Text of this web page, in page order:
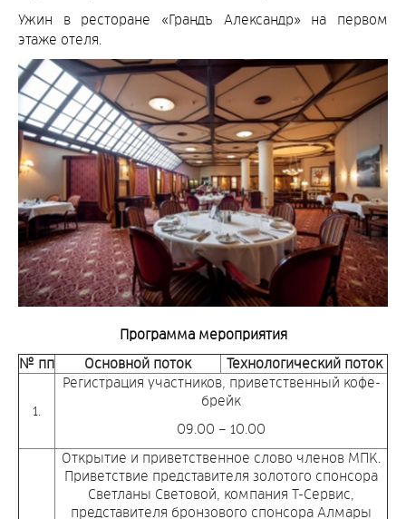
Ужин в ресторане «Грандъ Александр» на первом
этаже отеля.
Программа мероприятия
№ пп
Основной поток Технологический поток
1.
Регистрация участников, приветственный кофе-
брейк
09.00 – 10.00
Открытие и приветственное слово членов МПК.
Приветствие представителя золотого спонсора
Светланы Световой, компания Т-Сервис,
представителя бронзового спонсора Алмары